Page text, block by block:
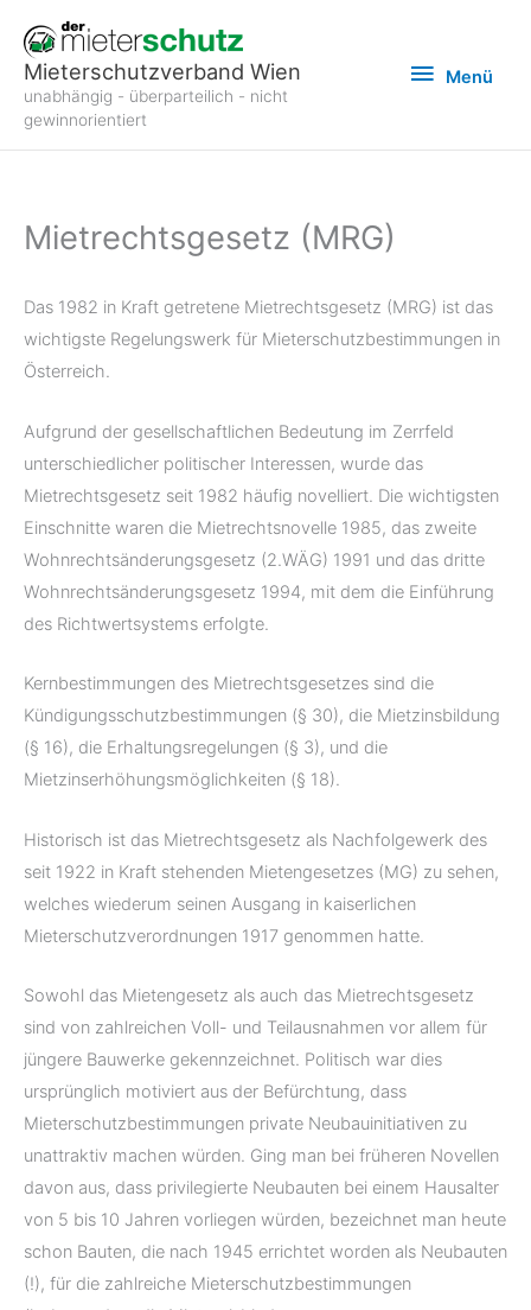
Inhalt
springen
Mieterschutzverband Wien
unabhängig - überparteilich - nicht
gewinnorientiert
Menü
Menü
Mietrechtsgesetz (MRG)
Das 1982 in Kraft getretene Mietrechtsgesetz (MRG) ist das
wichtigste Regelungswerk für Mieterschutzbestimmungen in
Österreich.
Aufgrund der gesellschaftlichen Bedeutung im Zerrfeld
unterschiedlicher politischer Interessen, wurde das
Mietrechtsgesetz seit 1982 häufig novelliert. Die wichtigsten
Einschnitte waren die Mietrechtsnovelle 1985, das zweite
Wohnrechtsänderungsgesetz (2.WÄG) 1991 und das dritte
Wohnrechtsänderungsgesetz 1994, mit dem die Einführung
des Richtwertsystems erfolgte.
Kernbestimmungen des Mietrechtsgesetzes sind die
Kündigungsschutzbestimmungen (§ 30), die Mietzinsbildung
(§ 16), die Erhaltungsregelungen (§ 3), und die
Mietzinserhöhungsmöglichkeiten (§ 18).
Historisch ist das Mietrechtsgesetz als Nachfolgewerk des
seit 1922 in Kraft stehenden Mietengesetzes (MG) zu sehen,
welches wiederum seinen Ausgang in kaiserlichen
Mieterschutzverordnungen 1917 genommen hatte.
Sowohl das Mietengesetz als auch das Mietrechtsgesetz
sind von zahlreichen Voll- und Teilausnahmen vor allem für
jüngere Bauwerke gekennzeichnet. Politisch war dies
ursprünglich motiviert aus der Befürchtung, dass
Mieterschutzbestimmungen private Neubauinitiativen zu
unattraktiv machen würden. Ging man bei früheren Novellen
davon aus, dass privilegierte Neubauten bei einem Hausalter
von 5 bis 10 Jahren vorliegen würden, bezeichnet man heute
schon Bauten, die nach 1945 errichtet worden als Neubauten
(!), für die zahlreiche Mieterschutzbestimmungen